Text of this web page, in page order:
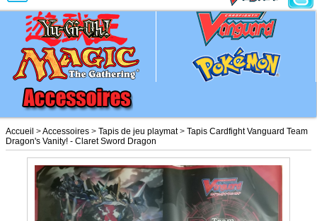
Accueil >Accessoires > Tapis de jeu playmat > Tapis Cardfight Vanguard Team
Dragon's Vanity! - Claret Sword Dragon